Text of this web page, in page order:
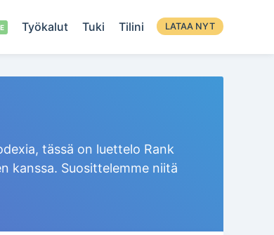
Työkalut Tuki Tilini LATAA NYT
tässä on luettelo Rank
kanssa. Suosittelemme niitä